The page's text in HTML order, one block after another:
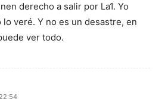
derecho a salir por La1. Yo
veré. Y no es un desastre, en
ver todo.